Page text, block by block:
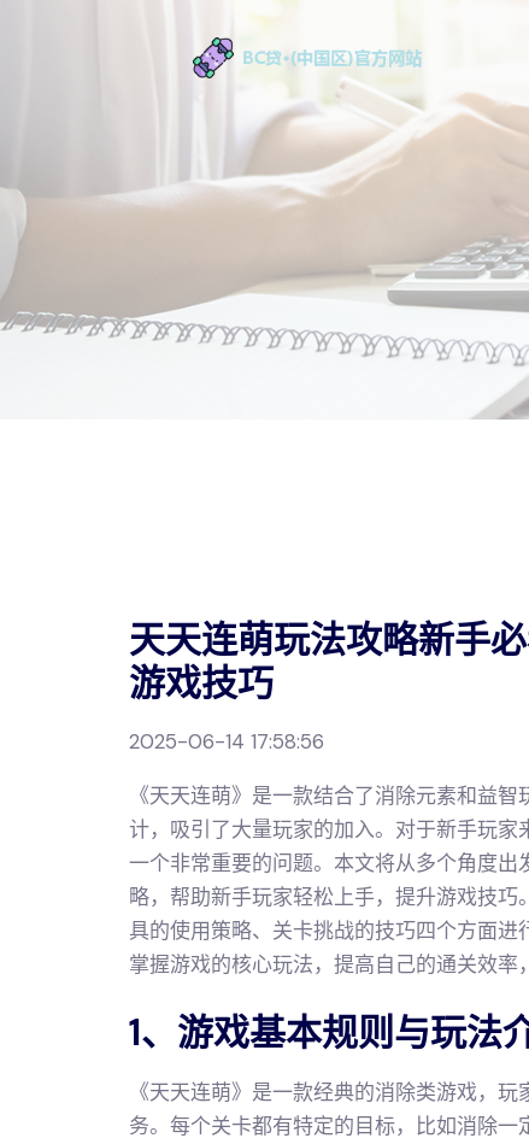
天天连萌玩法攻略新手
游戏技巧
2025-06-14 17:58:56
《天天连萌》是一款结合了消除元素和益
计，吸引了大量玩家的加入。对于新手玩
一个非常重要的问题。本文将从多个角度
略，帮助新手玩家轻松上手，提升游戏技
具的使用策略、关卡挑战的技巧四个方面
掌握游戏的核心玩法，提高自己的通关效率
1、游戏基本规则与玩法
《天天连萌》是一款经典的消除类游戏，
务。每个关卡都有特定的目标，比如消除